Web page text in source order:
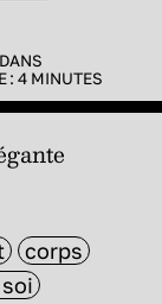
DANS
: 4 MINUTES
corps